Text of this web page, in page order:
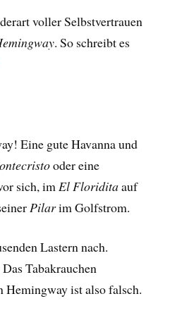
voller Selbstvertrauen
. So schreibt es
Eine gute Havanna und
oder eine
sich, im El Floriditaauf
Pilarim Golfstrom.
Lastern nach.
Tabakrauchen
Hemingway ist also falsch.